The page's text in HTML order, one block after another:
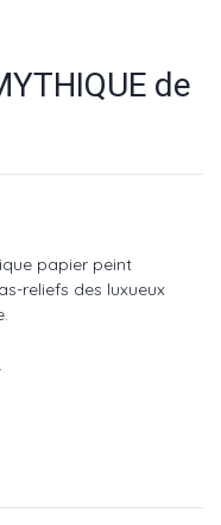
de
papier peint
reliefs des luxueux